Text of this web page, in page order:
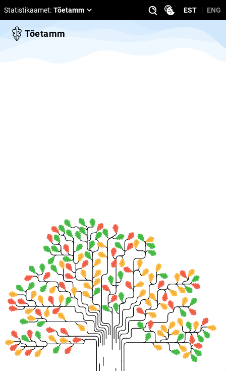
Statistikaamet: Tõetamm EST ENG
Tõetamm